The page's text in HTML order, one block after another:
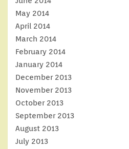
May 2014
April 2014
March 2014
February 2014
January 2014
December 2013
November 2013
October 2013
September 2013
August 2013
July 2013